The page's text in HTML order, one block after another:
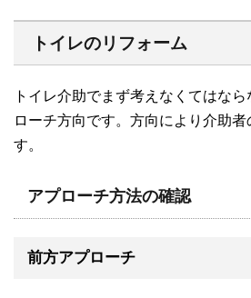
トイレのリフォーム
トイレ介助でまず考えなくてはな
ローチ方向です。方向により介助
す。
アプローチ方法の確認
前方アプローチ